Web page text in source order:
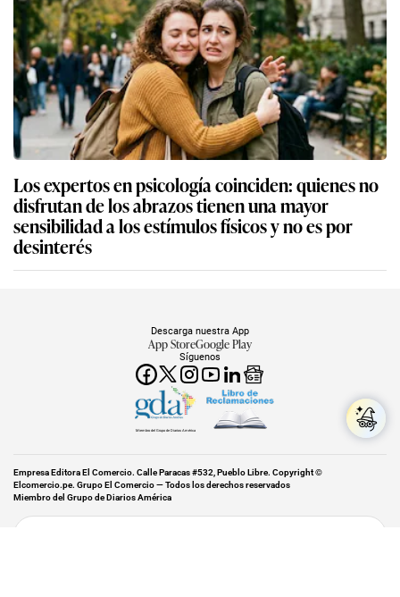
Los expertos en psicología coinciden: quienes no
disfrutan de los abrazos tienen una mayor
sensibilidad a los estímulos físicos y no es por
desinterés
Síguenos
Descarga nuestra App
App StoreGoogle Play
Miembro del Grupo de Diarios América
Empresa Editora El Comercio. Calle Paracas #532, Pueblo Libre. Copyright ©
Elcomercio.pe. Grupo El Comercio — Todos los derechos reservados
Miembro del Grupo de Diarios América